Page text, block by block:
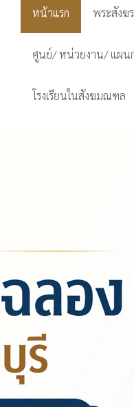
หน้าแรก พระสังฆ
ศูนย์/ หน่วยงาน/ แผน
โรงเรียนในสังฆมณฑล